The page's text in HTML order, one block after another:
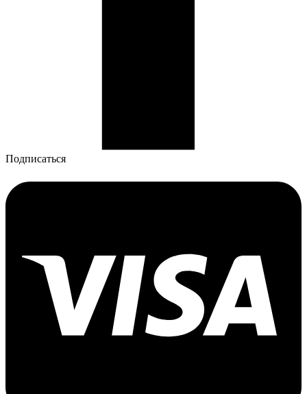
Подписаться